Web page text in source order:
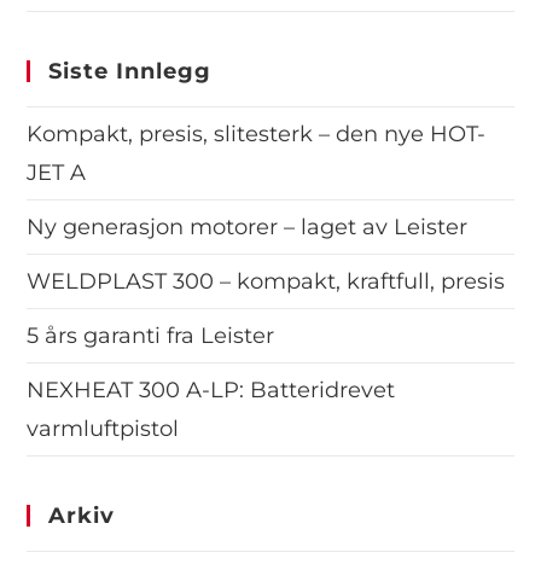
Siste Innlegg
Kompakt, presis, slitesterk – den nye HOT-
JET A
Ny generasjon motorer – laget av Leister
WELDPLAST 300 – kompakt, kraftfull, presis
5 års garanti fra Leister
NEXHEAT 300 A-LP: Batteridrevet
varmluftpistol
Arkiv